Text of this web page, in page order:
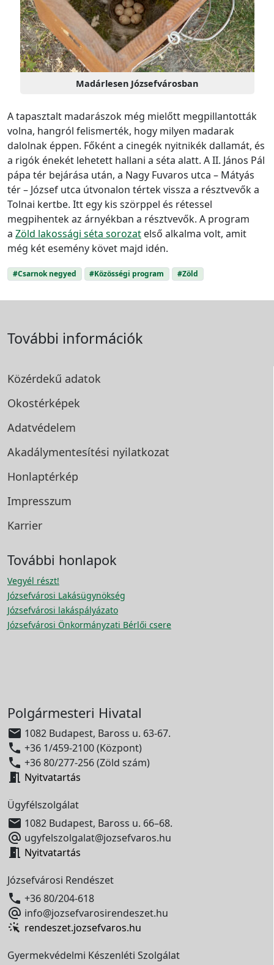
Madárlesen Józsefvárosban
A tapasztalt madarászok még mielőtt megpillantották
volna, hangról felismerték, hogy milyen madarak
dalolnak éppen. Főként a cinegék nyitnikék dallamát, és
a rigók énekét lehetett hallani a séta alatt. A II. János Pál
pápa tér bejárása után, a Nagy Fuvaros utca – Mátyás
tér – József utca útvonalon tértek vissza a résztvevők a
Tolnai kertbe. Itt egy kis szörppel és rétessel
megpihentek az árnyékban a résztvevők. A program
a Zöld lakossági séta sorozat első alkalma volt, amit
még két esemény követ majd idén.
#Csarnok negyed #Közösségi program #Zöld
További információk
Közérdekű adatok
Okostérképek
Adatvédelem
Akadálymentesítési nyilatkozat
Honlaptérkép
Impresszum
Karrier
További honlapok
Vegyél részt!
Józsefvárosi Lakásügynökség
Józsefvárosi lakáspályázato
Józsefvárosi Önkormányzati Bérlői csere
Polgármesteri Hivatal
 1082 Budapest, Baross u. 63-67.
 +36 1/459-2100 (Központ)
 +36 80/277-256 (Zöld szám)
 Nyitvatartás
Ügyfélszolgálat
 1082 Budapest, Baross u. 66–68.
 ugyfelszolgalat@jozsefvaros.hu
 Nyitvatartás
Józsefvárosi Rendészet
 +36 80/204-618
 info@jozsefvarosirendeszet.hu
rendeszet.jozsefvaros.hu
Gyermekvédelmi Készenléti Szolgálat